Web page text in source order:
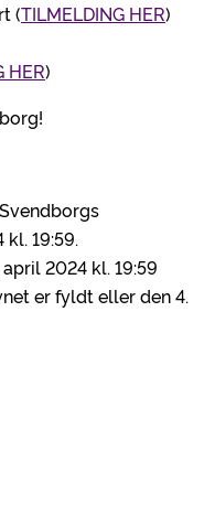
(TILMELDING HER)
HER)
19:59.
2024 kl. 19:59
er fyldt eller den 4.